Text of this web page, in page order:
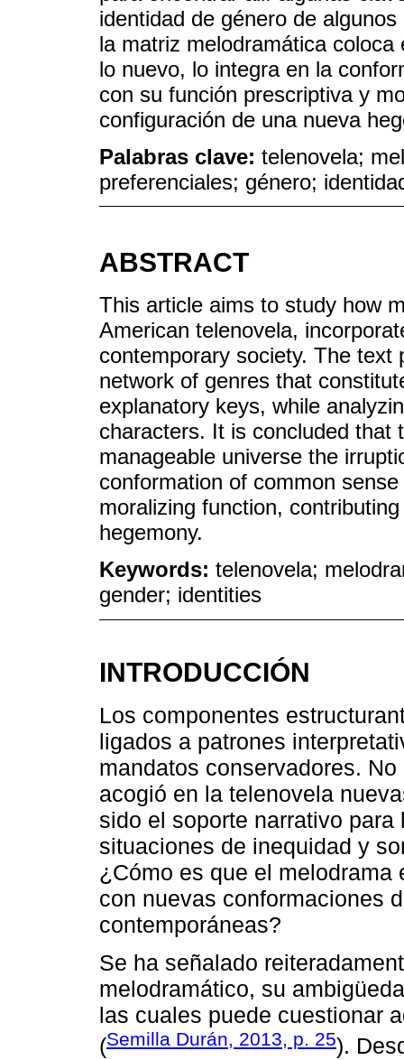
identidad de género de
la matriz melodramática
lo nuevo, lo integra en la
con su función prescriptiva y
configuración de una nueva
Palabras clave: telenovela;
preferenciales; género;
ABSTRACT
This article aims to study how
American telenovela,
contemporary society. The
network of genres that
explanatory keys, while
characters. It is concluded that
manageable universe the
conformation of common
moralizing function,
hegemony.
Keywords: telenovela;
gender; identities
INTRODUCCIÓN
Los componentes
ligados a patrones
mandatos conservadores.
acogió en la telenovela
sido el soporte narrativo
situaciones de inequidad y
¿Cómo es que el
con nuevas conformaciones
contemporáneas?
Se ha señalado
melodramático, su
las cuales puede cuestionar
(Semilla Durán, 2013, p. 25).